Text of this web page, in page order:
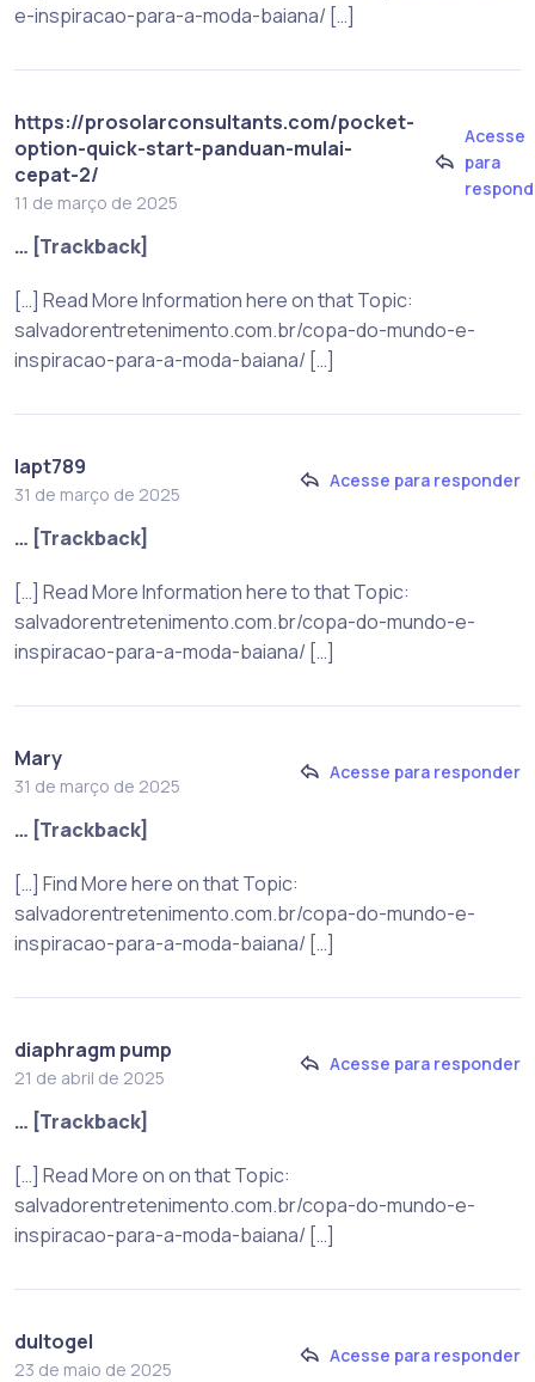
e-inspiracao-para-a-moda-baiana/ […]
https://prosolarconsultants.com/pocket-
option-quick-start-panduan-mulai-
cepat-2/
11 de março de 2025
Acesse
para
… [Trackback]
[…] Read More Information here on that Topic:
salvadorentretenimento.com.br/copa-do-mundo-e-
inspiracao-para-a-moda-baiana/ […]
lapt789
31 de março de 2025
Acesse para responder
… [Trackback]
[…] Read More Information here to that Topic:
salvadorentretenimento.com.br/copa-do-mundo-e-
inspiracao-para-a-moda-baiana/ […]
Mary
31 de março de 2025
Acesse para responder
… [Trackback]
[…] Find More here on that Topic:
salvadorentretenimento.com.br/copa-do-mundo-e-
inspiracao-para-a-moda-baiana/ […]
diaphragm pump
21 de abril de 2025
Acesse para responder
… [Trackback]
[…] Read More on on that Topic:
salvadorentretenimento.com.br/copa-do-mundo-e-
inspiracao-para-a-moda-baiana/ […]
dultogel
23 de maio de 2025
Acesse para responder